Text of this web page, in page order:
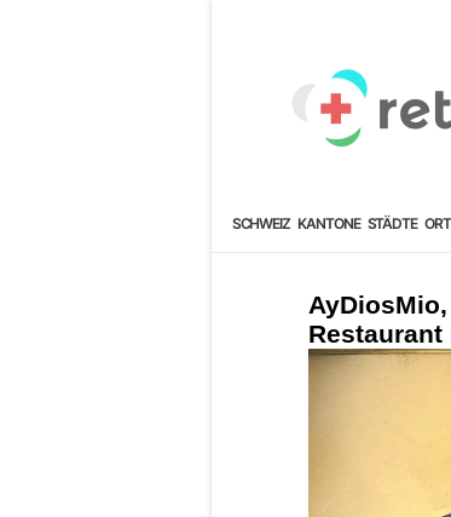
SCHWEIZ KANTONE STÄDTE
Restaurant